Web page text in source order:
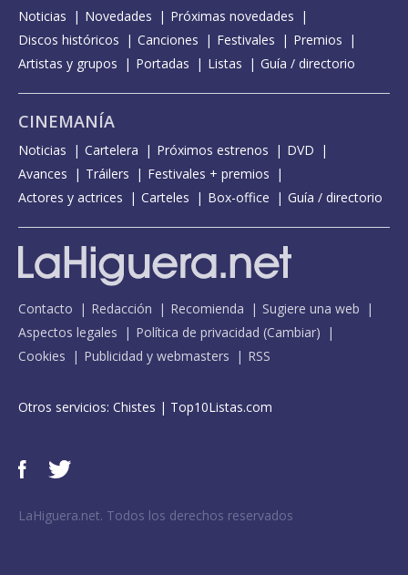
Noticias Novedades
Próximas novedades
Discos históricos
Canciones Festivales
Premios
Artistas y grupos
Portadas Listas Guía / directorio
CINEMANÍA
Noticias Cartelera Próximos estrenos
DVD
Avances
Tráilers
Festivales + premios
Actores y actrices
Carteles Box-office Guía / directorio
Contacto Redacción Recomienda
Sugiere una web
Aspectos legales
Política de privacidad (Cambiar)
Cookies
Publicidad y webmasters RSS
Otros servicios: Chistes | Top10Listas.com
LaHiguera.net. Todos los derechos reservados